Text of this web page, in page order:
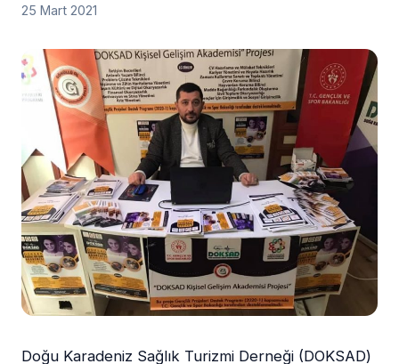
25 Mart 2021
Doğu Karadeniz Sağlık Turizmi Derneği (DOKSAD)